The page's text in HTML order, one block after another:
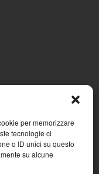
per memorizzare
tecnologie ci
o ID unici su questo
su alcune